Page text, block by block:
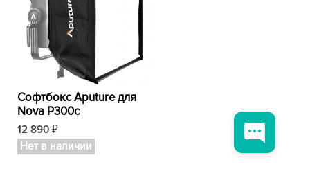
Софтбокс Aputure для
Nova P300c
12 890 ₽
Нет в наличии